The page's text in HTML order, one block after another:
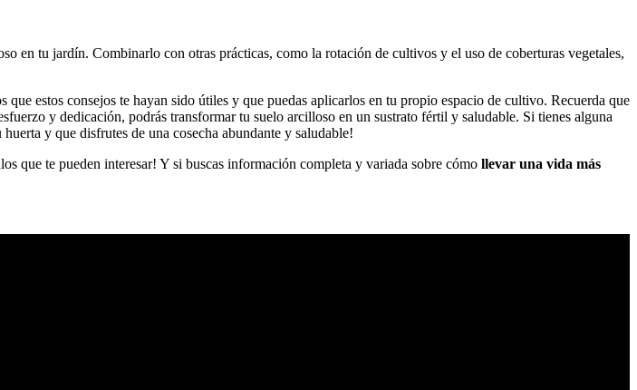
en tu jardín. Combinarlo con otras prácticas, como la rotación de cultivos y el uso de coberturas vegetales,
estos consejos te hayan sido útiles y que puedas aplicarlos en tu propio espacio de cultivo. Recuerda que
y dedicación, podrás transformar tu suelo arcilloso en un sustrato fértil y saludable. Si tienes alguna
y que disfrutes de una cosecha abundante y saludable!
que te pueden interesar! Y si buscas información completa y variada sobre cómo llevar una vida más